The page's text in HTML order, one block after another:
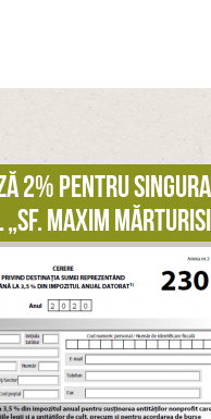
2% pentru
Maxim